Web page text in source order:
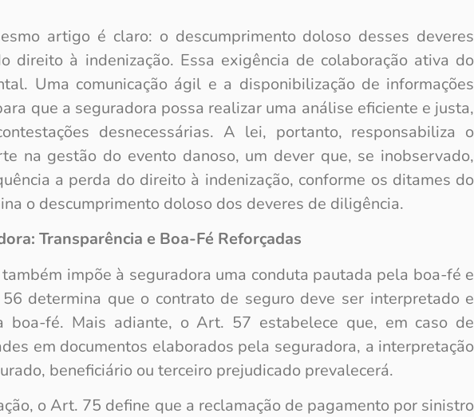
artigo é claro: o descumprimento doloso desses deveres
direito à indenização. Essa exigência de colaboração ativa do
Uma comunicação ágil e a disponibilização de informações
que a seguradora possa realizar uma análise eficiente e justa,
desnecessárias. A lei, portanto, responsabiliza o
na gestão do evento danoso, um dever que, se inobservado,
a perda do direito à indenização, conforme os ditames do
o descumprimento doloso dos deveres de diligência.
Transparência e Boa-Fé Reforçadas
impõe à seguradora uma conduta pautada pela boa-fé e
determina que o contrato de seguro deve ser interpretado e
boa-fé. Mais adiante, o Art. 57 estabelece que, em caso de
em documentos elaborados pela seguradora, a interpretação
beneficiário ou terceiro prejudicado prevalecerá.
o Art. 75 define que a reclamação de pagamento por sinistro